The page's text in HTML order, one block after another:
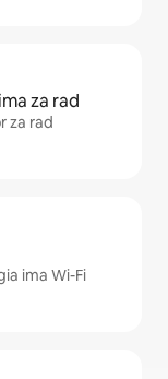
za rad
za rad
ima Wi-Fi